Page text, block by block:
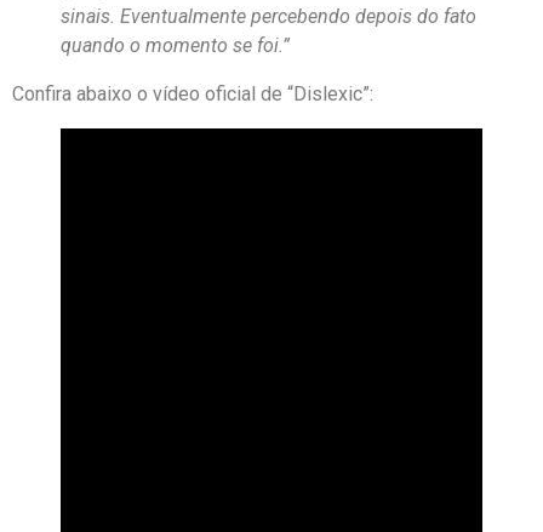
sinais. Eventualmente percebendo depois do fato
quando o momento se foi.”
Confira abaixo o vídeo oficial de “Dislexic”: